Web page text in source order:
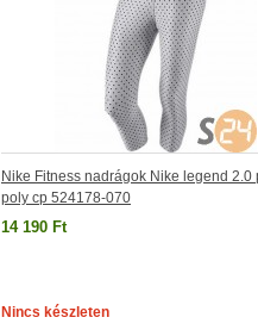
Nike Fitness nadrágok Nike legend 2.0
poly cp 524178-070
14 190 Ft
Nincs készleten